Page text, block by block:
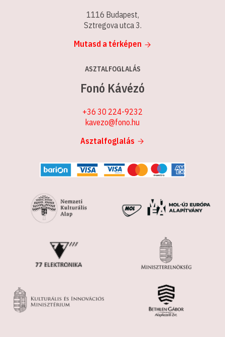
1116 Budapest,
Sztregova utca 3.
Mutasd a térképen
ASZTALFOGLALÁS
Fonó Kávézó
+36 30 224-9232
kavezo@fono.hu
Asztalfoglalás